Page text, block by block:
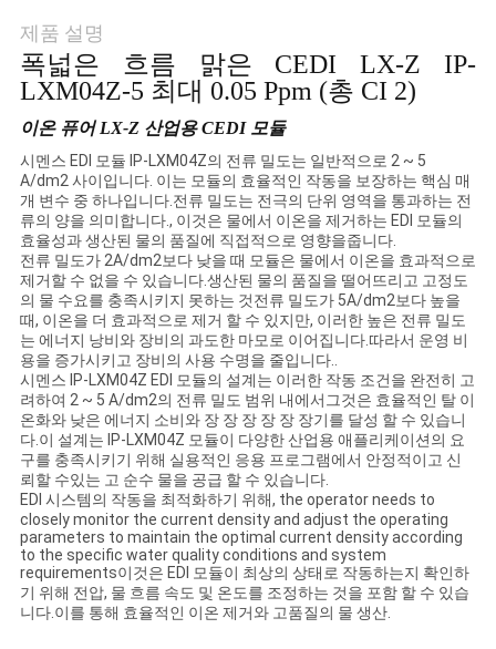
뉴
스
인
용
문
을
요
구
하
세
요
사
제품 설명
폭넓은 흐름 맑은 CEDI LX-Z IP-
LXM04Z-5 최대 0.05 Ppm (총 CI 2)
이온 퓨어 LX-Z 산업용 CEDI 모듈
시멘스 EDI 모듈 IP-LXM04Z의 전류 밀도는 일반적으로 2 ~ 5
A/dm2 사이입니다. 이는 모듈의 효율적인 작동을 보장하는 핵심 매
개 변수 중 하나입니다.전류 밀도는 전극의 단위 영역을 통과하는 전
류의 양을 의미합니다., 이것은 물에서 이온을 제거하는 EDI 모듈의
효율성과 생산된 물의 품질에 직접적으로 영향을줍니다.
전류 밀도가 2A/dm2보다 낮을 때 모듈은 물에서 이온을 효과적으로
제거할 수 없을 수 있습니다.생산된 물의 품질을 떨어뜨리고 고정도
의 물 수요를 충족시키지 못하는 것전류 밀도가 5A/dm2보다 높을
때, 이온을 더 효과적으로 제거 할 수 있지만, 이러한 높은 전류 밀도
는 에너지 낭비와 장비의 과도한 마모로 이어집니다.따라서 운영 비
용을 증가시키고 장비의 사용 수명을 줄입니다..
시멘스 IP-LXM04Z EDI 모듈의 설계는 이러한 작동 조건을 완전히 고
려하여 2 ~ 5 A/dm2의 전류 밀도 범위 내에서그것은 효율적인 탈 이
온화와 낮은 에너지 소비와 장 장 장 장 장 장기를 달성 할 수 있습니
다.이 설계는 IP-LXM04Z 모듈이 다양한 산업용 애플리케이션의 요
구를 충족시키기 위해 실용적인 응용 프로그램에서 안정적이고 신
뢰할 수있는 고 순수 물을 공급 할 수 있습니다.
EDI 시스템의 작동을 최적화하기 위해, the operator needs to
closely monitor the current density and adjust the operating
parameters to maintain the optimal current density according
to the specific water quality conditions and system
requirements이것은 EDI 모듈이 최상의 상태로 작동하는지 확인하
기 위해 전압, 물 흐름 속도 및 온도를 조정하는 것을 포함 할 수 있습
니다.이를 통해 효율적인 이온 제거와 고품질의 물 생산.